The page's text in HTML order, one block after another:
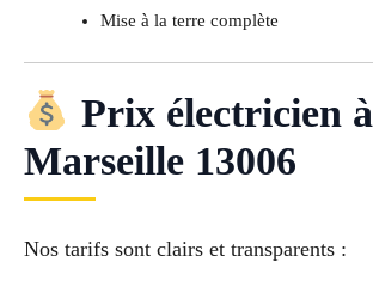
Mise à la terre complète
Prix électricien à
Marseille 13006
Nos tarifs sont clairs et transparents :